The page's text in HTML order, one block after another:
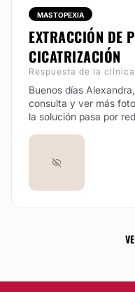
MASTOPEXIA
EXTRACCIÓN DE
CICATRIZACIÓN
Respuesta de la
Buenos días
consulta y ver más
la solución pasa por